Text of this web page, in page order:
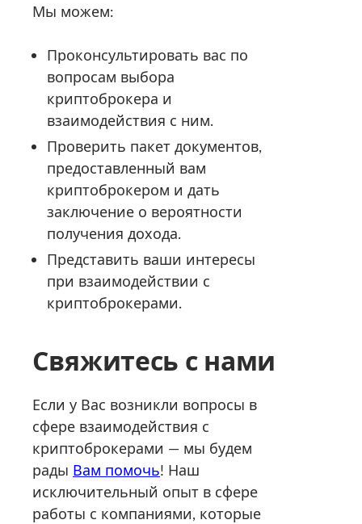
Мы можем:
Проконсультировать вас по
вопросам выбора
криптоброкера и
взаимодействия с ним.
Проверить пакет документов,
предоставленный вам
криптоброкером и дать
заключение о вероятности
получения дохода.
Представить ваши интересы
при взаимодействии с
криптоброкерами.
Свяжитесь с нами
Если у Вас возникли вопросы в
сфере взаимодействия с
криптоброкерами — мы будем
рады Вам помочь! Наш
исключительный опыт в сфере
работы с компаниями, которые